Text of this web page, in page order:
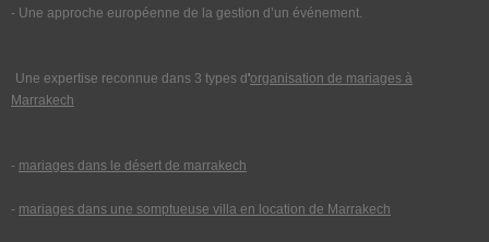
- Une approche européenne de la gestion d’un événement.
Une expertise reconnue dans 3 types d'organisation de mariages à
Marrakech
- mariages dans le désert de marrakech
- mariages dans une somptueuse villa en location de Marrakech